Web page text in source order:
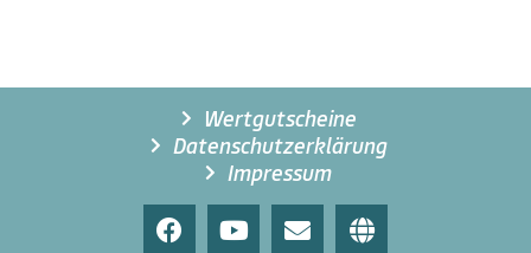
Wertgutscheine
Datenschutzerklärung
Impressum